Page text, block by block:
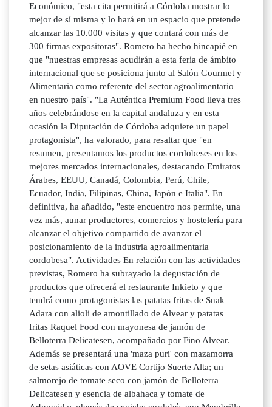
Económico, "esta cita permitirá a Córdoba mostrar lo
mejor de sí misma y lo hará en un espacio que pretende
alcanzar las 10.000 visitas y que contará con más de
300 firmas expositoras". Romero ha hecho hincapié en
que "nuestras empresas acudirán a esta feria de ámbito
internacional que se posiciona junto al Salón Gourmet y
Alimentaria como referente del sector agroalimentario
en nuestro país". "La Auténtica Premium Food lleva tres
años celebrándose en la capital andaluza y en esta
ocasión la Diputación de Córdoba adquiere un papel
protagonista", ha valorado, para resaltar que "en
resumen, presentamos los productos cordobeses en los
mejores mercados internacionales, destacando Emiratos
Árabes, EEUU, Canadá, Colombia, Perú, Chile,
Ecuador, India, Filipinas, China, Japón e Italia". En
definitiva, ha añadido, "este encuentro nos permite, una
vez más, aunar productores, comercios y hostelería para
alcanzar el objetivo compartido de avanzar el
posicionamiento de la industria agroalimentaria
cordobesa". Actividades En relación con las actividades
previstas, Romero ha subrayado la degustación de
productos que ofrecerá el restaurante Inkieto y que
tendrá como protagonistas las patatas fritas de Snak
Adara con alioli de amontillado de Alvear y patatas
fritas Raquel Food con mayonesa de jamón de
Belloterra Delicatesen, acompañado por Fino Alvear.
Además se presentará una 'maza puri' con mazamorra
de setas asiáticas con AOVE Cortijo Suerte Alta; un
salmorejo de tomate seco con jamón de Belloterra
Delicatesen y esencia de albahaca y tomate de